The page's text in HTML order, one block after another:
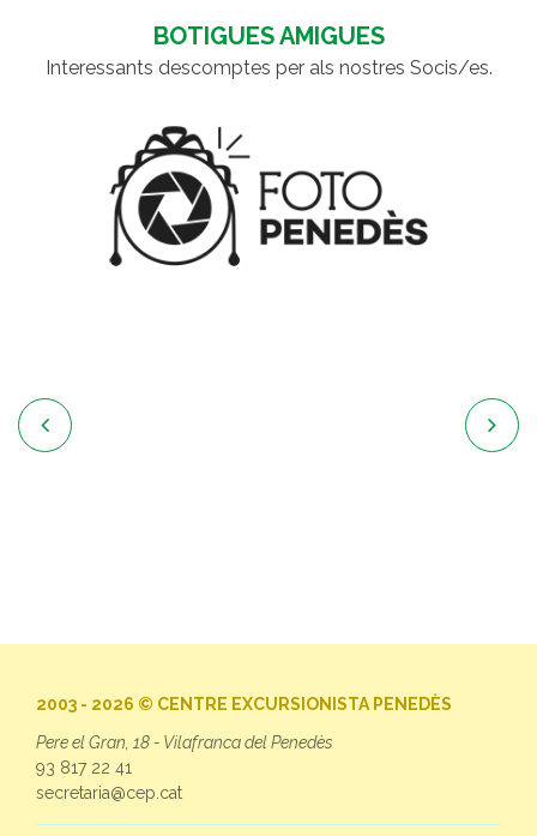
BOTIGUES AMIGUES
Interessants descomptes per als nostres Socis/es.
 
2003 - 2026 © CENTRE EXCURSIONISTA PENEDÈS
Pere el Gran, 18 - Vilafranca del Penedès
93 817 22 41
secretaria@cep.cat